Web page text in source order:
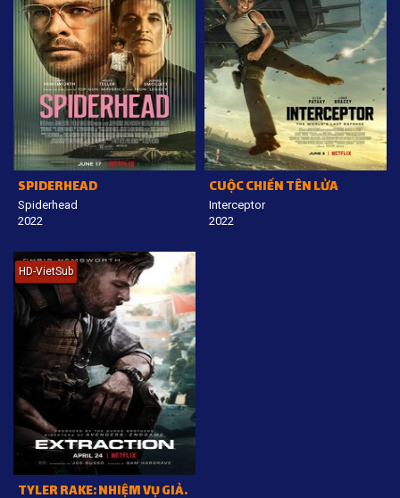
SPIDERHEAD
Spiderhead
2022
CUỘC CHIẾN TÊN LỬA
Interceptor
2022
HD-VietSub
TYLER RAKE: NHIỆM VỤ GIẢI CỨU